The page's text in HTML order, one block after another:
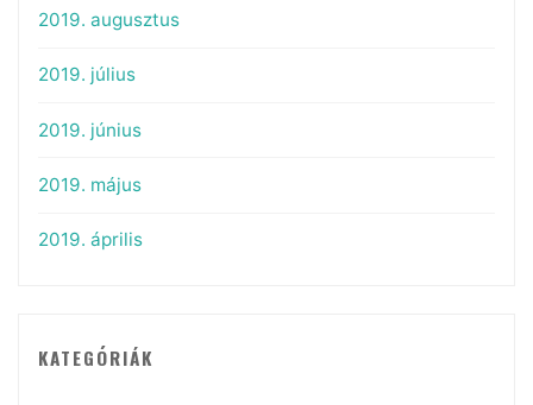
2019. augusztus
2019. július
2019. június
2019. május
2019. április
KATEGÓRIÁK